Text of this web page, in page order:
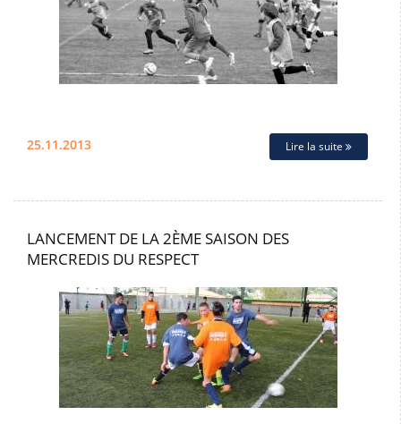
25.11.2013 Lire la suite
LANCEMENT DE LA 2ÈME SAISON DES
MERCREDIS DU RESPECT